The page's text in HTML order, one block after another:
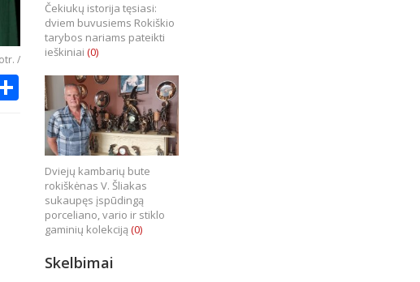
/
Share
Čekiukų istorija tęsiasi:
dviem buvusiems Rokiškio
tarybos nariams pateikti
ieškiniai (0)
Dviejų kambarių bute
rokiškėnas V. Šliakas
sukaupęs įspūdingą
porceliano, vario ir stiklo
gaminių kolekciją (0)
Skelbimai